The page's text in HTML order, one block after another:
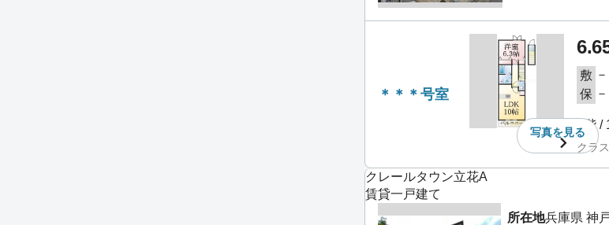
＊＊＊号室
写真を見る
敷 －
保 －
2階 /
クラ
クレールタウン立花A
賃貸一戸建て
所在地兵庫県 神